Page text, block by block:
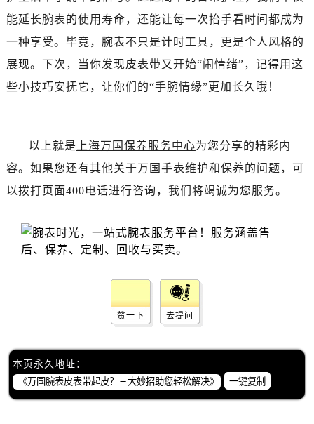
能延长腕表的使用寿命，还能让每一次抬手看时间都成为
一种享受。毕竟，腕表不只是计时工具，更是个人风格的
展现。下次，当你发现皮表带又开始“闹情绪”，记得用这
些小技巧安抚它，让你们的“手腕情缘”更加长久哦！
以上就是上海万国保养服务中心为您分享的精彩内
容。如果您还有其他关于万国手表维护和保养的问题，可
以拨打页面400电话进行咨询，我们将竭诚为您服务。
赞一下 去提问
本页永久地址：
一键复制